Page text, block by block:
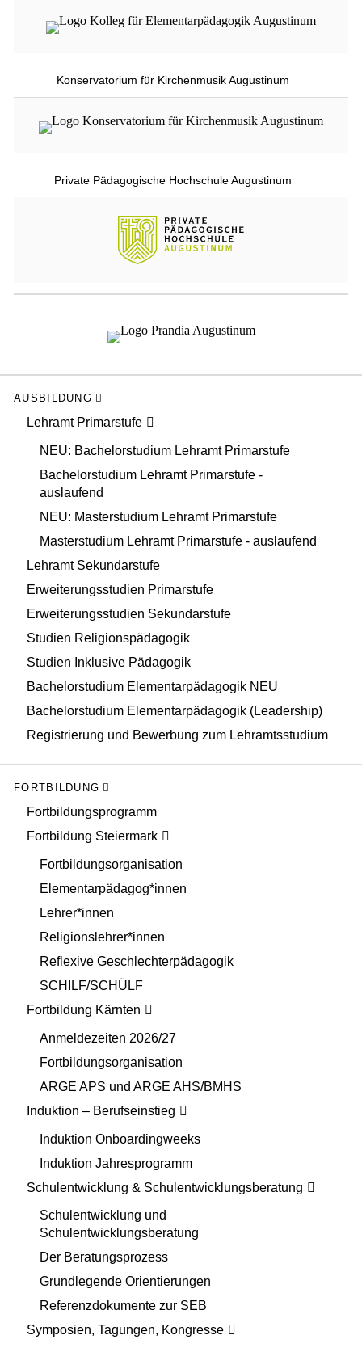
Konservatorium für Kirchenmusik Augustinum
Private Pädagogische Hochschule Augustinum
AUSBILDUNG
Lehramt Primarstufe
NEU: Bachelorstudium Lehramt Primarstufe
Bachelorstudium Lehramt Primarstufe -
auslaufend
NEU: Masterstudium Lehramt Primarstufe
Masterstudium Lehramt Primarstufe - auslaufend
Lehramt Sekundarstufe
Erweiterungsstudien Primarstufe
Erweiterungsstudien Sekundarstufe
Studien Religionspädagogik
Studien Inklusive Pädagogik
Bachelorstudium Elementarpädagogik NEU
Bachelorstudium Elementarpädagogik (Leadership)
Registrierung und Bewerbung zum Lehramtsstudium
FORTBILDUNG
Fortbildungsprogramm
Fortbildung Steiermark
Fortbildungsorganisation
Elementarpädagog*innen
Lehrer*innen
Religionslehrer*innen
Reflexive Geschlechterpädagogik
SCHILF/SCHÜLF
Fortbildung Kärnten
Anmeldezeiten 2026/27
Fortbildungsorganisation
ARGE APS und ARGE AHS/BMHS
Induktion – Berufseinstieg
Induktion Onboardingweeks
Induktion Jahresprogramm
Schulentwicklung & Schulentwicklungsberatung
Schulentwicklung und
Schulentwicklungsberatung
Der Beratungsprozess
Grundlegende Orientierungen
Referenzdokumente zur SEB
Symposien, Tagungen, Kongresse